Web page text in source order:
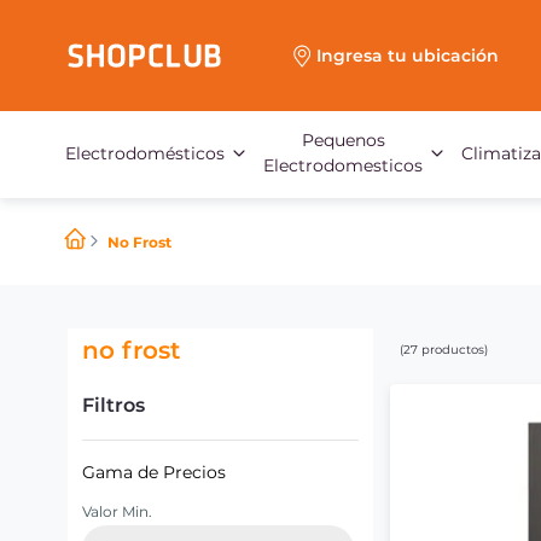
Ingresa tu ubicación
Electrodomésticos
Pequenos
Electrodomesticos
No Frost
no frost
Filtros
Gama de Precios
27 productos